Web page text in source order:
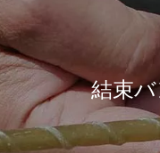
結束